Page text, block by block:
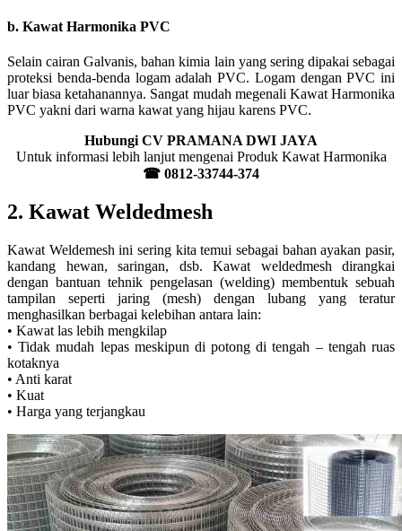
b. Kawat Harmonika PVC
Selain cairan Galvanis, bahan kimia lain yang sering dipakai sebagai
proteksi benda-benda logam adalah PVC. Logam dengan PVC ini
luar biasa ketahanannya. Sangat mudah megenali Kawat Harmonika
PVC yakni dari warna kawat yang hijau karens PVC.
Hubungi CV PRAMANA DWI JAYA
Untuk informasi lebih lanjut mengenai Produk Kawat Harmonika
☎ 0812-33744-374
2. Kawat Weldedmesh
Kawat Weldemesh ini sering kita temui sebagai bahan ayakan pasir,
kandang hewan, saringan, dsb. Kawat weldedmesh dirangkai
dengan bantuan tehnik pengelasan (welding) membentuk sebuah
tampilan seperti jaring (mesh) dengan lubang yang teratur
menghasilkan berbagai kelebihan antara lain:
• Kawat las lebih mengkilap
• Tidak mudah lepas meskipun di potong di tengah – tengah ruas
kotaknya
• Anti karat
• Kuat
• Harga yang terjangkau